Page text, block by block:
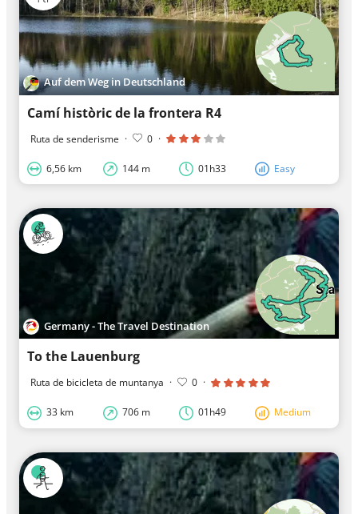
Auf dem Weg in Deutschland
Camí històric de la frontera R4
Ruta de senderisme · 0 ·
6,56 km 144 m 01h33 Easy
Germany - The Travel Destination
To the Lauenburg
Ruta de bicicleta de muntanya · 0 ·
33 km 706 m 01h49 Medium